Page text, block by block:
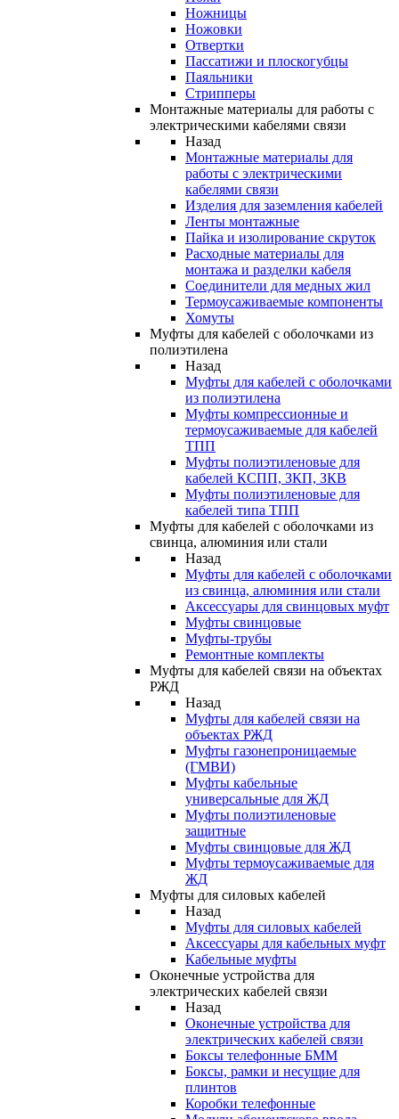
Ножницы
Ножовки
Отвертки
Пассатижи и плоскогубцы
Паяльники
Стрипперы
Монтажные материалы для работы с
электрическими кабелями связи
Назад
Монтажные материалы для
работы с электрическими
кабелями связи
Изделия для заземления кабелей
Ленты монтажные
Пайка и изолирование скруток
Расходные материалы для
монтажа и разделки кабеля
Соединители для медных жил
Термоусаживаемые компоненты
Хомуты
Муфты для кабелей с оболочками из
полиэтилена
Назад
Муфты для кабелей с оболочками
из полиэтилена
Муфты компрессионные и
термоусаживаемые для кабелей
ТПП
Муфты полиэтиленовые для
кабелей КСПП, ЗКП, ЗКВ
Муфты полиэтиленовые для
кабелей типа ТПП
Муфты для кабелей с оболочками из
свинца, алюминия или стали
Назад
Муфты для кабелей с оболочками
из свинца, алюминия или стали
Аксессуары для свинцовых муфт
Муфты свинцовые
Муфты-трубы
Ремонтные комплекты
Муфты для кабелей связи на объектах
РЖД
Назад
Муфты для кабелей связи на
объектах РЖД
Муфты газонепроницаемые
(ГМВИ)
Муфты кабельные
универсальные для ЖД
Муфты полиэтиленовые
защитные
Муфты свинцовые для ЖД
Муфты термоусаживаемые для
ЖД
Муфты для силовых кабелей
Назад
Муфты для силовых кабелей
Аксессуары для кабельных муфт
Кабельные муфты
Оконечные устройства для
электрических кабелей связи
Назад
Оконечные устройства для
электрических кабелей связи
Боксы телефонные БММ
Боксы, рамки и несущие для
плинтов
Коробки телефонные